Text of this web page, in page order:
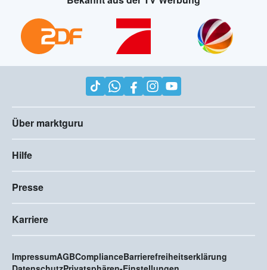
Über marktguru
Hilfe
Presse
Karriere
ImpressumAGBComplianceBarrierefreiheitserklärung